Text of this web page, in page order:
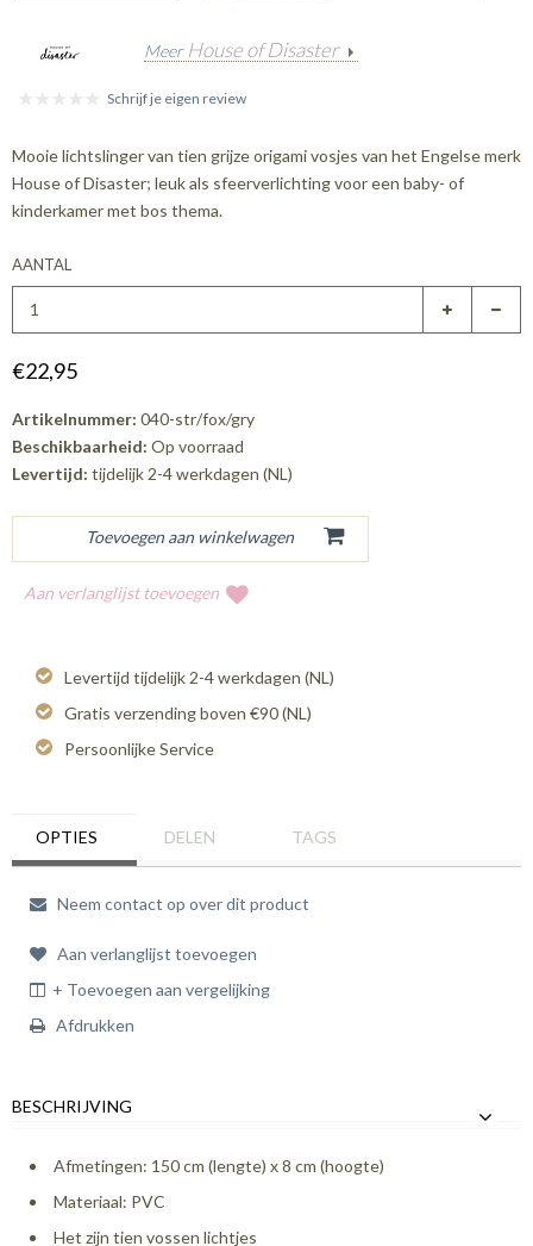
Meer House of Disaster
Schrijf je eigen review
Mooie lichtslinger van tien grijze origami vosjes van het Engelse merk
House of Disaster; leuk als sfeerverlichting voor een baby- of
kinderkamer met bos thema.
AANTAL
€22,95
Artikelnummer: 040-str/fox/gry
Beschikbaarheid: Op voorraad
Levertijd: tijdelijk 2-4 werkdagen (NL)
Aan verlanglijst toevoegen
Levertijd tijdelijk 2-4 werkdagen (NL)
Gratis verzending boven €90 (NL)
Persoonlijke Service
OPTIES DELEN TAGS
Neem contact op over dit product
Aan verlanglijst toevoegen
+ Toevoegen aan vergelijking
Afdrukken
BESCHRIJVING
Afmetingen: 150 cm (lengte) x 8 cm (hoogte)
Materiaal: PVC
Het zijn tien vossen lichtjes